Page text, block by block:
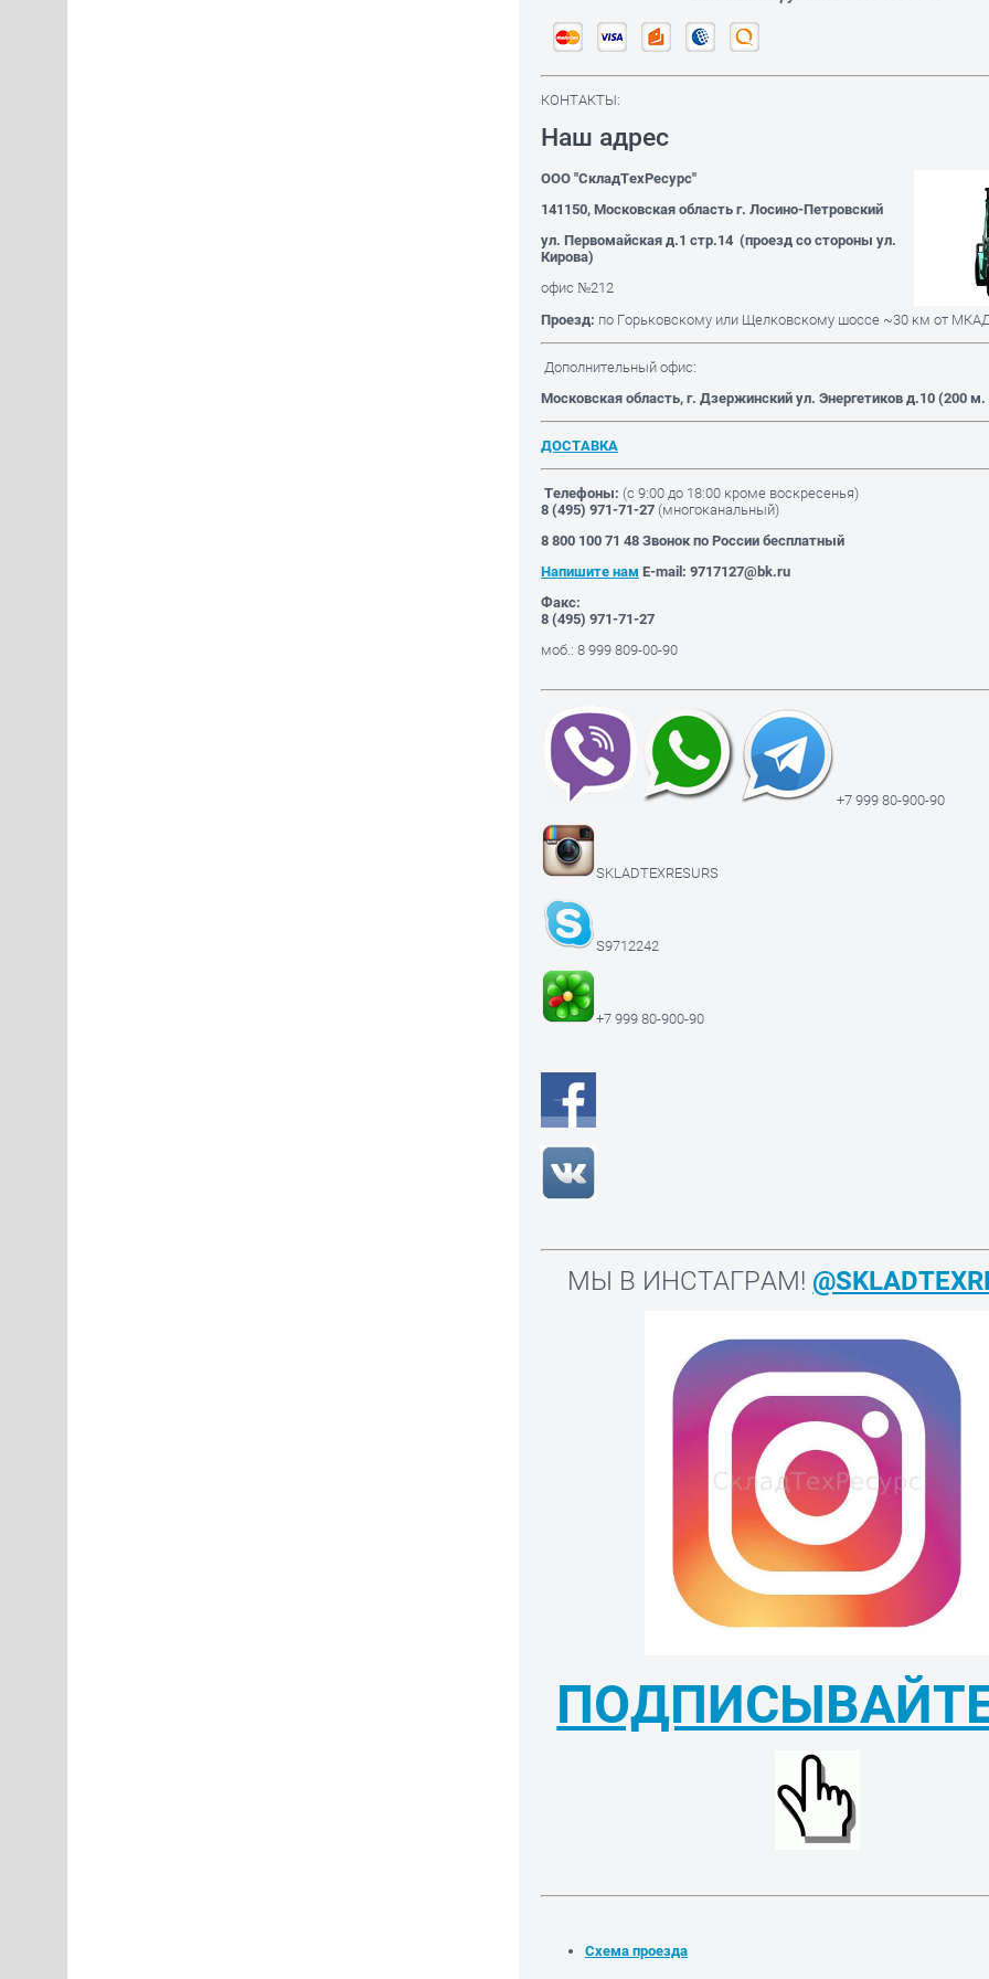
КОНТАКТЫ:
Наш адрес
ООО "СкладТехРесурс"
141150, Московская область г. Лосино-Петровский
ул. Первомайская д.1 стр.14 (проезд со стороны ул.
Кирова)
офис №212
Проезд: по Горьковскому или Щелковскому шоссе ~30 км от
Дополнительный офис:
Московская область, г. Дзержинский ул. Энергетиков д.10 (200
ДОСТАВКА
Телефоны: (с 9:00 до 18:00 кроме воскресенья)
8 (495) 971-71-27 (многоканальный)
8 800 100 71 48 Звонок по России бесплатный
Напишите нам E-mail: 9717127@bk.ru
Факс:
8 (495) 971-71-27
моб.: 8 999 809-00-90
+7 999 80-900-90
SKLADTEXRESURS
S9712242
+7 999 80-900-90
МЫ В ИНСТАГРАМ!
Схема проезда